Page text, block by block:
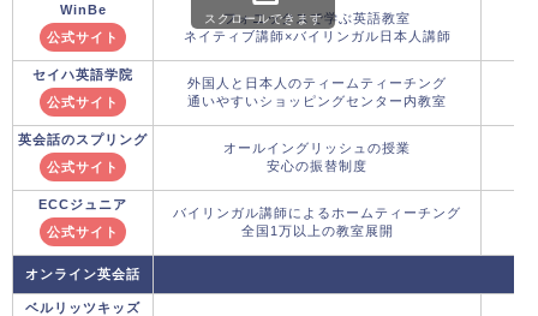
WinBe
公式サイト
フォニックスで学ぶ英語教室
ネイティブ講師×バイリンガル日本人講師
セイハ英語学院
公式サイト
外国人と日本人のティームティーチング
通いやすいショッピングセンター内教室
英会話のスプリング
公式サイト
オールイングリッシュの授業
安心の振替制度
ECCジュニア
公式サイト
バイリンガル講師によるホームティーチング
全国1万以上の教室展開
オンライン英会話
ベルリッツキッズ
スクロールできます